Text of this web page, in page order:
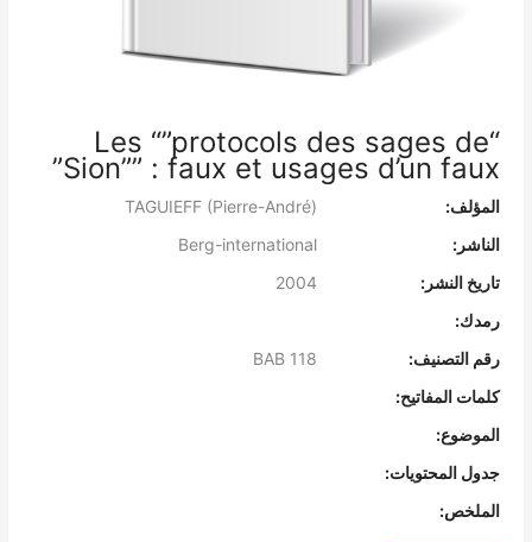
“Les “”protocols des sages de
Sion”” : faux et usages d’un faux”
المؤلف:
الناشر:
Berg-international
تاريخ النشر:
رمدك:
رقم التصنيف:
كلمات المفاتيح:
الموضوع:
جدول المحتويات:
الملخص: